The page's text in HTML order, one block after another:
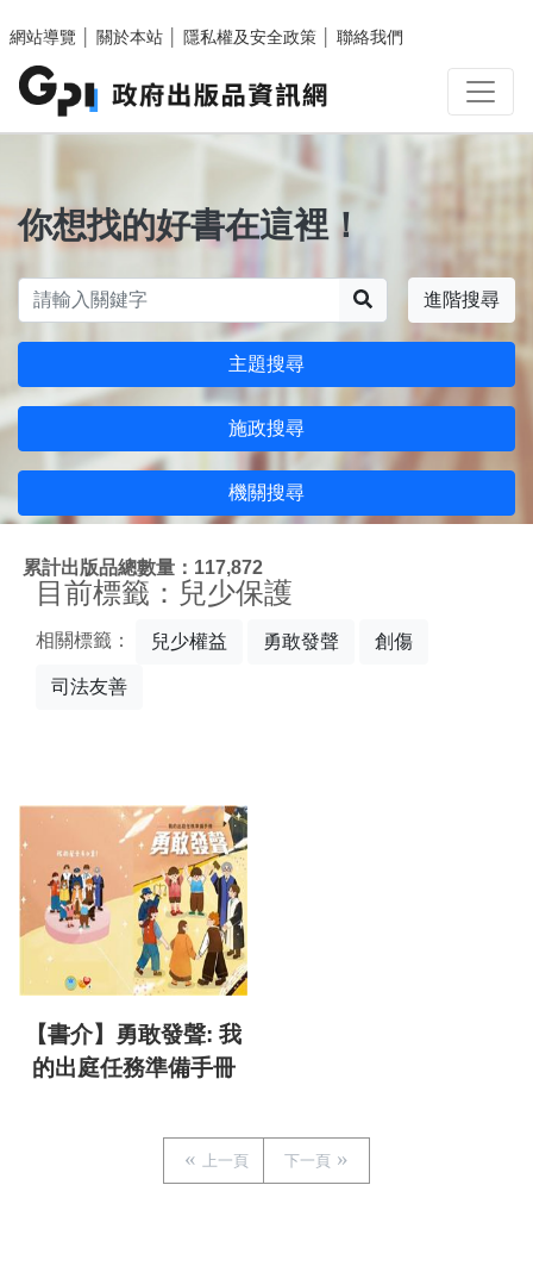
網站導覽
關於本站 隱私權及安全政策 聯絡我們
你想找的好書在這裡！
進階搜尋
主題搜尋
施政搜尋
機關搜尋
累計出版品總數量：117,872
目前標籤：兒少保護
相關標籤： 兒少權益 勇敢發聲 創傷
司法友善
【書介】勇敢發聲: 我
的出庭任務準備手冊
上一頁 下一頁